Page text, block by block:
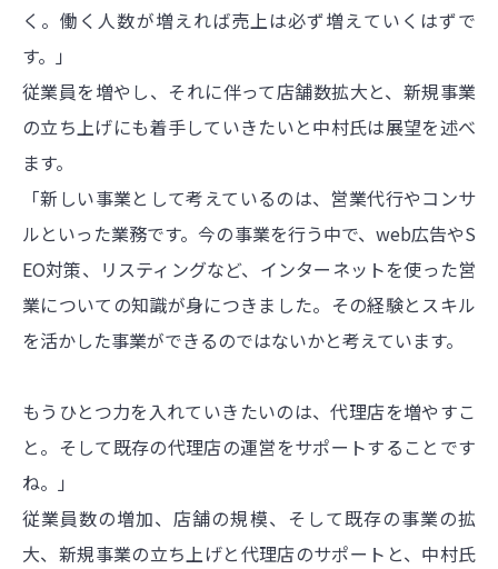
く。働く人数が増えれば売上は必ず増えていくはずで
す。」
従業員を増やし、それに伴って店舗数拡大と、新規事業
の立ち上げにも着手していきたいと中村氏は展望を述べ
ます。
「新しい事業として考えているのは、営業代行やコンサ
ルといった業務です。今の事業を行う中で、web広告やS
EO対策、リスティングなど、インターネットを使った営
業についての知識が身につきました。その経験とスキル
を活かした事業ができるのではないかと考えています。
もうひとつ力を入れていきたいのは、代理店を増やすこ
と。そして既存の代理店の運営をサポートすることです
ね。」
従業員数の増加、店舗の規模、そして既存の事業の拡
大、新規事業の立ち上げと代理店のサポートと、中村氏